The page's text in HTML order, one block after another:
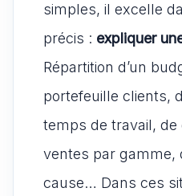
simples, il excelle
précis : expliquer
Répartition d’un
portefeuille clients,
temps de travail, de
ventes par gamme,
cause… Dans ces